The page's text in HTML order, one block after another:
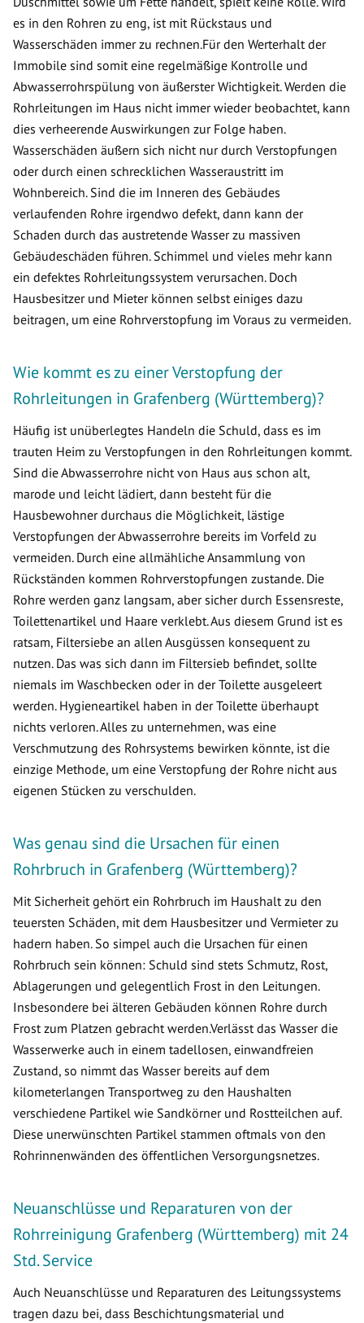
es in den Rohren zu eng, ist mit Rückstaus und
Wasserschäden immer zu rechnen.Für den Werterhalt der
Immobile sind somit eine regelmäßige Kontrolle und
Abwasserrohrspülung von äußerster Wichtigkeit. Werden die
Rohrleitungen im Haus nicht immer wieder beobachtet, kann
dies verheerende Auswirkungen zur Folge haben.
Wasserschäden äußern sich nicht nur durch Verstopfungen
oder durch einen schrecklichen Wasseraustritt im
Wohnbereich. Sind die im Inneren des Gebäudes
verlaufenden Rohre irgendwo defekt, dann kann der
Schaden durch das austretende Wasser zu massiven
Gebäudeschäden führen. Schimmel und vieles mehr kann
ein defektes Rohrleitungssystem verursachen. Doch
Hausbesitzer und Mieter können selbst einiges dazu
beitragen, um eine Rohrverstopfung im Voraus zu vermeiden.
Wie kommt es zu einer Verstopfung der
Rohrleitungen in Grafenberg (Württemberg)?
Häufig ist unüberlegtes Handeln die Schuld, dass es im
trauten Heim zu Verstopfungen in den Rohrleitungen kommt.
Sind die Abwasserrohre nicht von Haus aus schon alt,
marode und leicht lädiert, dann besteht für die
Hausbewohner durchaus die Möglichkeit, lästige
Verstopfungen der Abwasserrohre bereits im Vorfeld zu
vermeiden. Durch eine allmähliche Ansammlung von
Rückständen kommen Rohrverstopfungen zustande. Die
Rohre werden ganz langsam, aber sicher durch Essensreste,
Toilettenartikel und Haare verklebt. Aus diesem Grund ist es
ratsam, Filtersiebe an allen Ausgüssen konsequent zu
nutzen. Das was sich dann im Filtersieb befindet, sollte
niemals im Waschbecken oder in der Toilette ausgeleert
werden. Hygieneartikel haben in der Toilette überhaupt
nichts verloren. Alles zu unternehmen, was eine
Verschmutzung des Rohrsystems bewirken könnte, ist die
einzige Methode, um eine Verstopfung der Rohre nicht aus
eigenen Stücken zu verschulden.
Was genau sind die Ursachen für einen
Rohrbruch in Grafenberg (Württemberg)?
Mit Sicherheit gehört ein Rohrbruch im Haushalt zu den
teuersten Schäden, mit dem Hausbesitzer und Vermieter zu
hadern haben. So simpel auch die Ursachen für einen
Rohrbruch sein können: Schuld sind stets Schmutz, Rost,
Ablagerungen und gelegentlich Frost in den Leitungen.
Insbesondere bei älteren Gebäuden können Rohre durch
Frost zum Platzen gebracht werden.Verlässt das Wasser die
Wasserwerke auch in einem tadellosen, einwandfreien
Zustand, so nimmt das Wasser bereits auf dem
kilometerlangen Transportweg zu den Haushalten
verschiedene Partikel wie Sandkörner und Rostteilchen auf.
Diese unerwünschten Partikel stammen oftmals von den
Rohrinnenwänden des öffentlichen Versorgungsnetzes.
Neuanschlüsse und Reparaturen von der
Rohrreinigung Grafenberg (Württemberg) mit 24
Std. Service
Auch Neuanschlüsse und Reparaturen des Leitungssystems
tragen dazu bei, dass Beschichtungsmaterial und